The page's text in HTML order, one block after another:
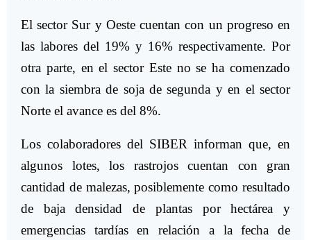
El sector Sur y Oeste cuentan con un progreso en
las labores del 19% y 16% respectivamente. Por
otra parte, en el sector Este no se ha comenzado
con la siembra de soja de segunda y en el sector
Norte el avance es del 8%.
Los colaboradores del SIBER informan que, en
algunos lotes, los rastrojos cuentan con gran
cantidad de malezas, posiblemente como resultado
de baja densidad de plantas por hectárea y
emergencias tardías en relación a la fecha de